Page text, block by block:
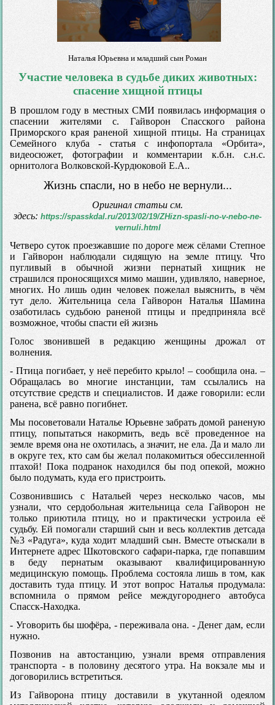
Наталья Юрьевна и младший сын Роман
Участие человека в судьбе диких животных:
спасение хищной птицы
В прошлом году в местных СМИ появилась информация о
спасении жителями с. Гайворон Спасского района
Приморского края раненой хищной птицы. На страницах
Семейного клуба - статья с инфопортала «Орбита»,
видеосюжет, фотографии и комментарии к.б.н. с.н.с.
орнитолога Волковской-Курдюковой Е.А..
Жизнь спасли, но в небо не вернули...
Оригинал статьи см.
здесь: https://spasskdal.ru/2013/02/19/ZHizn-spasli-no-v-nebo-ne-
vernuli.html
Четверо суток проезжавшие по дороге меж сёлами Степное
и Гайворон наблюдали сидящую на земле птицу. Что
пугливый в обычной жизни пернатый хищник не
страшился проносящихся мимо машин, удивляло, наверное,
многих. Но лишь один человек пожелал выяснить, в чём
тут дело. Жительница села Гайворон Наталья Шамина
озаботилась судьбою раненой птицы и предприняла всё
возможное, чтобы спасти ей жизнь
Голос звонившей в редакцию женщины дрожал от
волнения.
- Птица погибает, у неё перебито крыло! – сообщила она. –
Обращалась во многие инстанции, там ссылались на
отсутствие средств и специалистов. И даже говорили: если
ранена, всё равно погибнет.
Мы посоветовали Наталье Юрьевне забрать домой раненую
птицу, попытаться накормить, ведь всё проведенное на
земле время она не охотилась, а значит, не ела. Да и мало ли
в округе тех, кто сам бы желал полакомиться обессиленной
птахой! Пока подранок находился бы под опекой, можно
было подумать, куда его пристроить.
Созвонившись с Натальей через несколько часов, мы
узнали, что сердобольная жительница села Гайворон не
только приютила птицу, но и практически устроила её
судьбу. Ей помогали старший сын и весь коллектив детсада
№3 «Радуга», куда ходит младший сын. Вместе отыскали в
Интернете адрес Шкотовского сафари-парка, где попавшим
в беду пернатым оказывают квалифицированную
медицинскую помощь. Проблема состояла лишь в том, как
доставить туда птицу. И этот вопрос Наталья продумала:
вспомнила о прямом рейсе междугороднего автобуса
Спасск-Находка.
- Уговорить бы шофёра, - переживала она. - Денег дам, если
нужно.
Позвонив на автостанцию, узнали время отправления
транспорта - в половину десятого утра. На вокзале мы и
договорились встретиться.
Из Гайворона птицу доставили в укутанной одеялом